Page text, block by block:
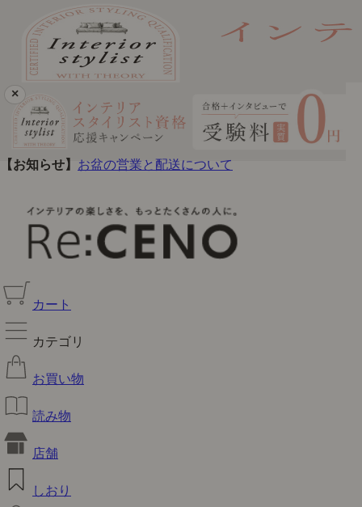
×
【お知らせ】 お盆の営業と配送について
カート
カテゴリ
お買い物
読み物
店舗
しおり